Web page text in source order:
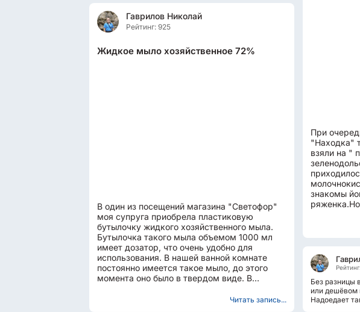
Гаврилов Николай
Рейтинг: 925
Жидкое мыло хозяйственное 72%
В один из посещений магазина "Светофор"
моя супруга приобрела пластиковую
бутылочку жидкого хозяйственного мыла.
Бутылочка такого мыла объемом 1000 мл
имеет дозатор, что очень удобно для
использования. В нашей ванной комнате
постоянно имеется такое мыло, до этого
момента оно было в твердом виде. В
Читать запись...
При
"Находка"
взяли на "
знакомы
ряженка.Но
Без разницы
или дешёвом
Надоедает